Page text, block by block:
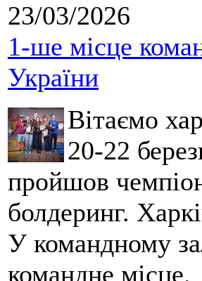
23/03/2026
1-ше місце
України
Вітаємо
20-22
пройшов
болдеринг.
У командному
командне місце.